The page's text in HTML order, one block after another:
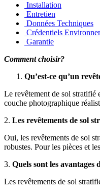
Installation
Entretien
Données Techniques
Crédentiels
Garantie
Comment choisir?
Qu’est-ce qu’un
Le revêtement de sol stratifié
couche photographique
2. Les revêtements de sol
Oui, les revêtements de sol
robustes. Pour les pièces et
3. Quels sont les avantages
Les revêtements de sol